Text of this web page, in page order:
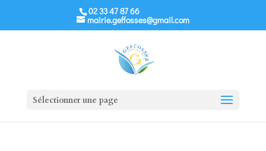
02 33 47 87 66
mairie.geffosses@gmail.com
Sélectionner une page